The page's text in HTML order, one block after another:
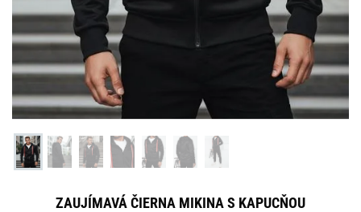
ZAUJÍMAVÁ ČIERNA MIKINA S KAPUCŇOU